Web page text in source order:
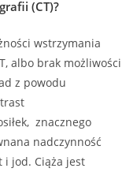
(CT)?
wstrzymania
albo brak możliwości
z powodu
znacznego
nadczynność
i jod. Ciąża jest